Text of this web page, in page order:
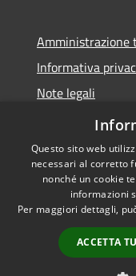
Amministrazione
Informativa
Note legali
Dichiarazione di
Accessibilità
Questo sito web
necessari al corretto
nonché un cookie
informazioni
Per maggiori dettagli,
ACCETTA